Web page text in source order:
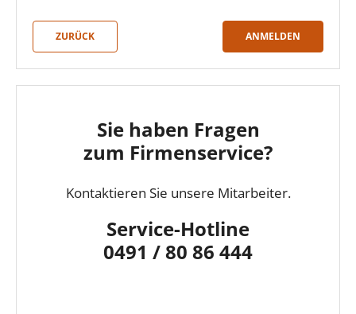
ZURÜCK ANMELDEN
Sie haben Fragen
zum Firmenservice?
Kontaktieren Sie unsere Mitarbeiter.
Service-Hotline
0491 / 80 86 444